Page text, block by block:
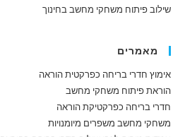
n
p
שילוב פיתוח משחקי מחשב בחינוך
מאמרים
אימוץ חדרי בריחה כפרקטית הוראה
הוראת פיתוח משחקי מחשב
חדרי בריחה כפרקטיקת הוראה
משחקי מחשב משפרים מיומנויות